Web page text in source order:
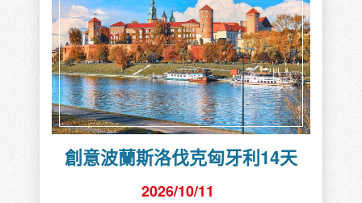
創意波蘭斯洛伐克匈牙利14天
2026/10/11